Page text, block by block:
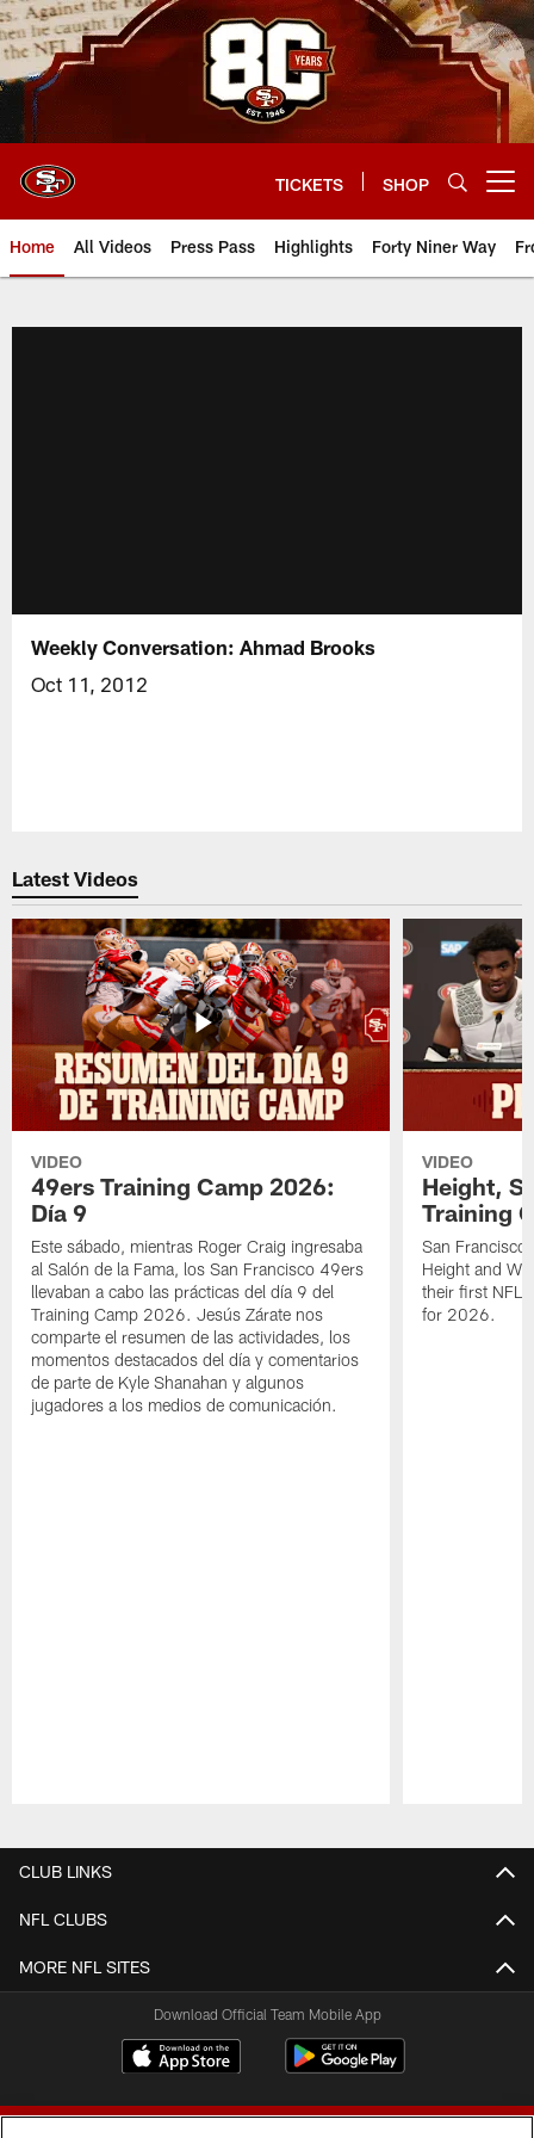
Skip
to
main
content
TICKETS SHOP
Home All Videos Press Pass Highlights Forty Niner Way
Weekly Conversation: Ahmad Brooks
Oct 11, 2012
Latest Videos
VIDEO
49ers Training Camp 2026:
Día 9
Este sábado, mientras Roger Craig ingresaba
al Salón de la Fama, los San Francisco 49ers
llevaban a cabo las prácticas del día 9 del
Training Camp 2026. Jesús Zárate nos
comparte el resumen de las actividades, los
momentos destacados del día y comentarios
de parte de Kyle Shanahan y algunos
jugadores a los medios de comunicación.
VIDEO
Height,
Training
San Francisco
Height and
their first NFL
for 2026.
CLUB LINKS
NFL CLUBS
MORE NFL SITES
Download Official Team Mobile App